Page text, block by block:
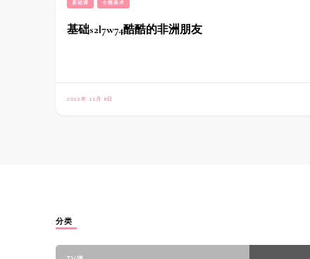
基础课 小熊美术
基础s2l7w74酷酷的非洲朋友
2022年 11月 8日
分类